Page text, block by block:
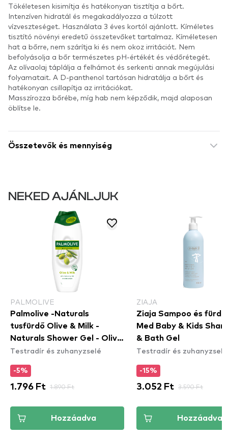
Tökéletesen kisimítja és hatékonyan tisztítja a bőrt.
Intenzíven hidratál és megakadályozza a túlzott
vízveszteséget. Használata 3 éves kortól ajánlott. Kíméletes
tisztító növényi eredetű összetevőket tartalmaz. Kíméletesen
hat a bőrre, nem szárítja ki és nem okoz irritációt. Nem
befolyásolja a bőr természetes pH-értékét és védőrétegét.
Az olívaolaj táplálja a felhámot és serkenti annak megújulási
folyamatait. A D-panthenol tartósan hidratálja a bőrt és
hatékonyan csillapítja az irritációkat.
Masszírozza bőrébe, míg hab nem képződik, majd alaposan
öblítse le.
Összetevők és mennyiség
NEKED AJÁNLJUK
PALMOLIVE
Palmolive -Naturals
tusfürdő Olive & Milk -
Naturals Shower Gel - Olive
& Milk (500ml)
Testradír és zuhanyzselé
-5%
1.796 Ft 1.890 Ft
Hozzáadva
ZIAJA
Ziaja Sampoo és
Med Baby & Kids
& Bath Gel
Testradír és zuhanyzselé
-15%
3.052 Ft 3.590 Ft
Hozzáadva